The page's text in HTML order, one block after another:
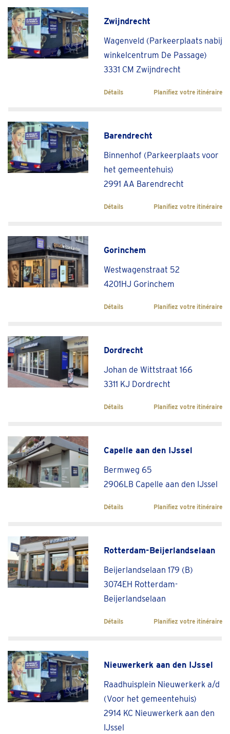
Zwijndrecht
Wagenveld (Parkeerplaats nabij
winkelcentrum De Passage)
3331 CM Zwijndrecht
Détails Planifiez votre itinéraire
Barendrecht
Binnenhof (Parkeerplaats voor
het gemeentehuis)
2991 AA Barendrecht
Détails Planifiez votre itinéraire
Gorinchem
Westwagenstraat 52
4201HJ Gorinchem
Détails Planifiez votre itinéraire
Dordrecht
Johan de Wittstraat 166
3311 KJ Dordrecht
Détails Planifiez votre itinéraire
Capelle aan den IJssel
Bermweg 65
2906LB Capelle aan den IJssel
Détails Planifiez votre itinéraire
Rotterdam-Beijerlandselaan
Beijerlandselaan 179 (B)
3074EH Rotterdam-
Beijerlandselaan
Détails Planifiez votre itinéraire
Nieuwerkerk aan den IJssel
Raadhuisplein Nieuwerkerk a/d
(Voor het gemeentehuis)
2914 KC Nieuwerkerk aan den
IJssel